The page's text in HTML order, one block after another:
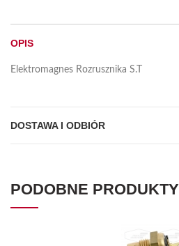
OPIS
Elektromagnes Rozrusznika S.T
DOSTAWA I ODBIÓR
PODOBNE PRODUKTY